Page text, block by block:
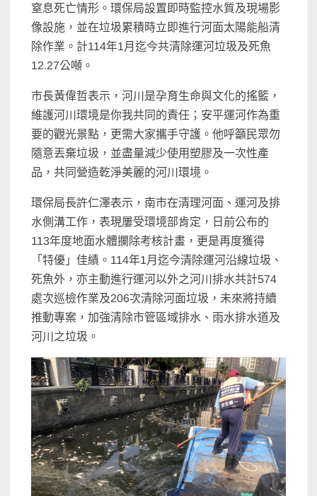
窒息死亡情形。環保局設置即時監控水質及現場影
像設施，並在垃圾累積時立即進行河面太陽能船清
除作業。計114年1月迄今共清除運河垃圾及死魚
12.27公噸。
市長黃偉哲表示，河川是孕育生命與文化的搖籃，
維護河川環境是你我共同的責任；安平運河作為重
要的觀光景點，更需大家攜手守護。他呼籲民眾勿
隨意丟棄垃圾，並盡量減少使用塑膠及一次性產
品，共同營造乾淨美麗的河川環境。
環保局長許仁澤表示，南市在清理河面、運河及排
水側溝工作，表現屢受環境部肯定，日前公布的
113年度地面水體攔除考核計畫，更是再度獲得
「特優」佳績。114年1月迄今清除運河沿線垃圾、
死魚外，亦主動進行運河以外之河川排水共計574
處次巡檢作業及206次清除河面垃圾，未來將持續
推動專案，加強清除市管區域排水、雨水排水道及
河川之垃圾。